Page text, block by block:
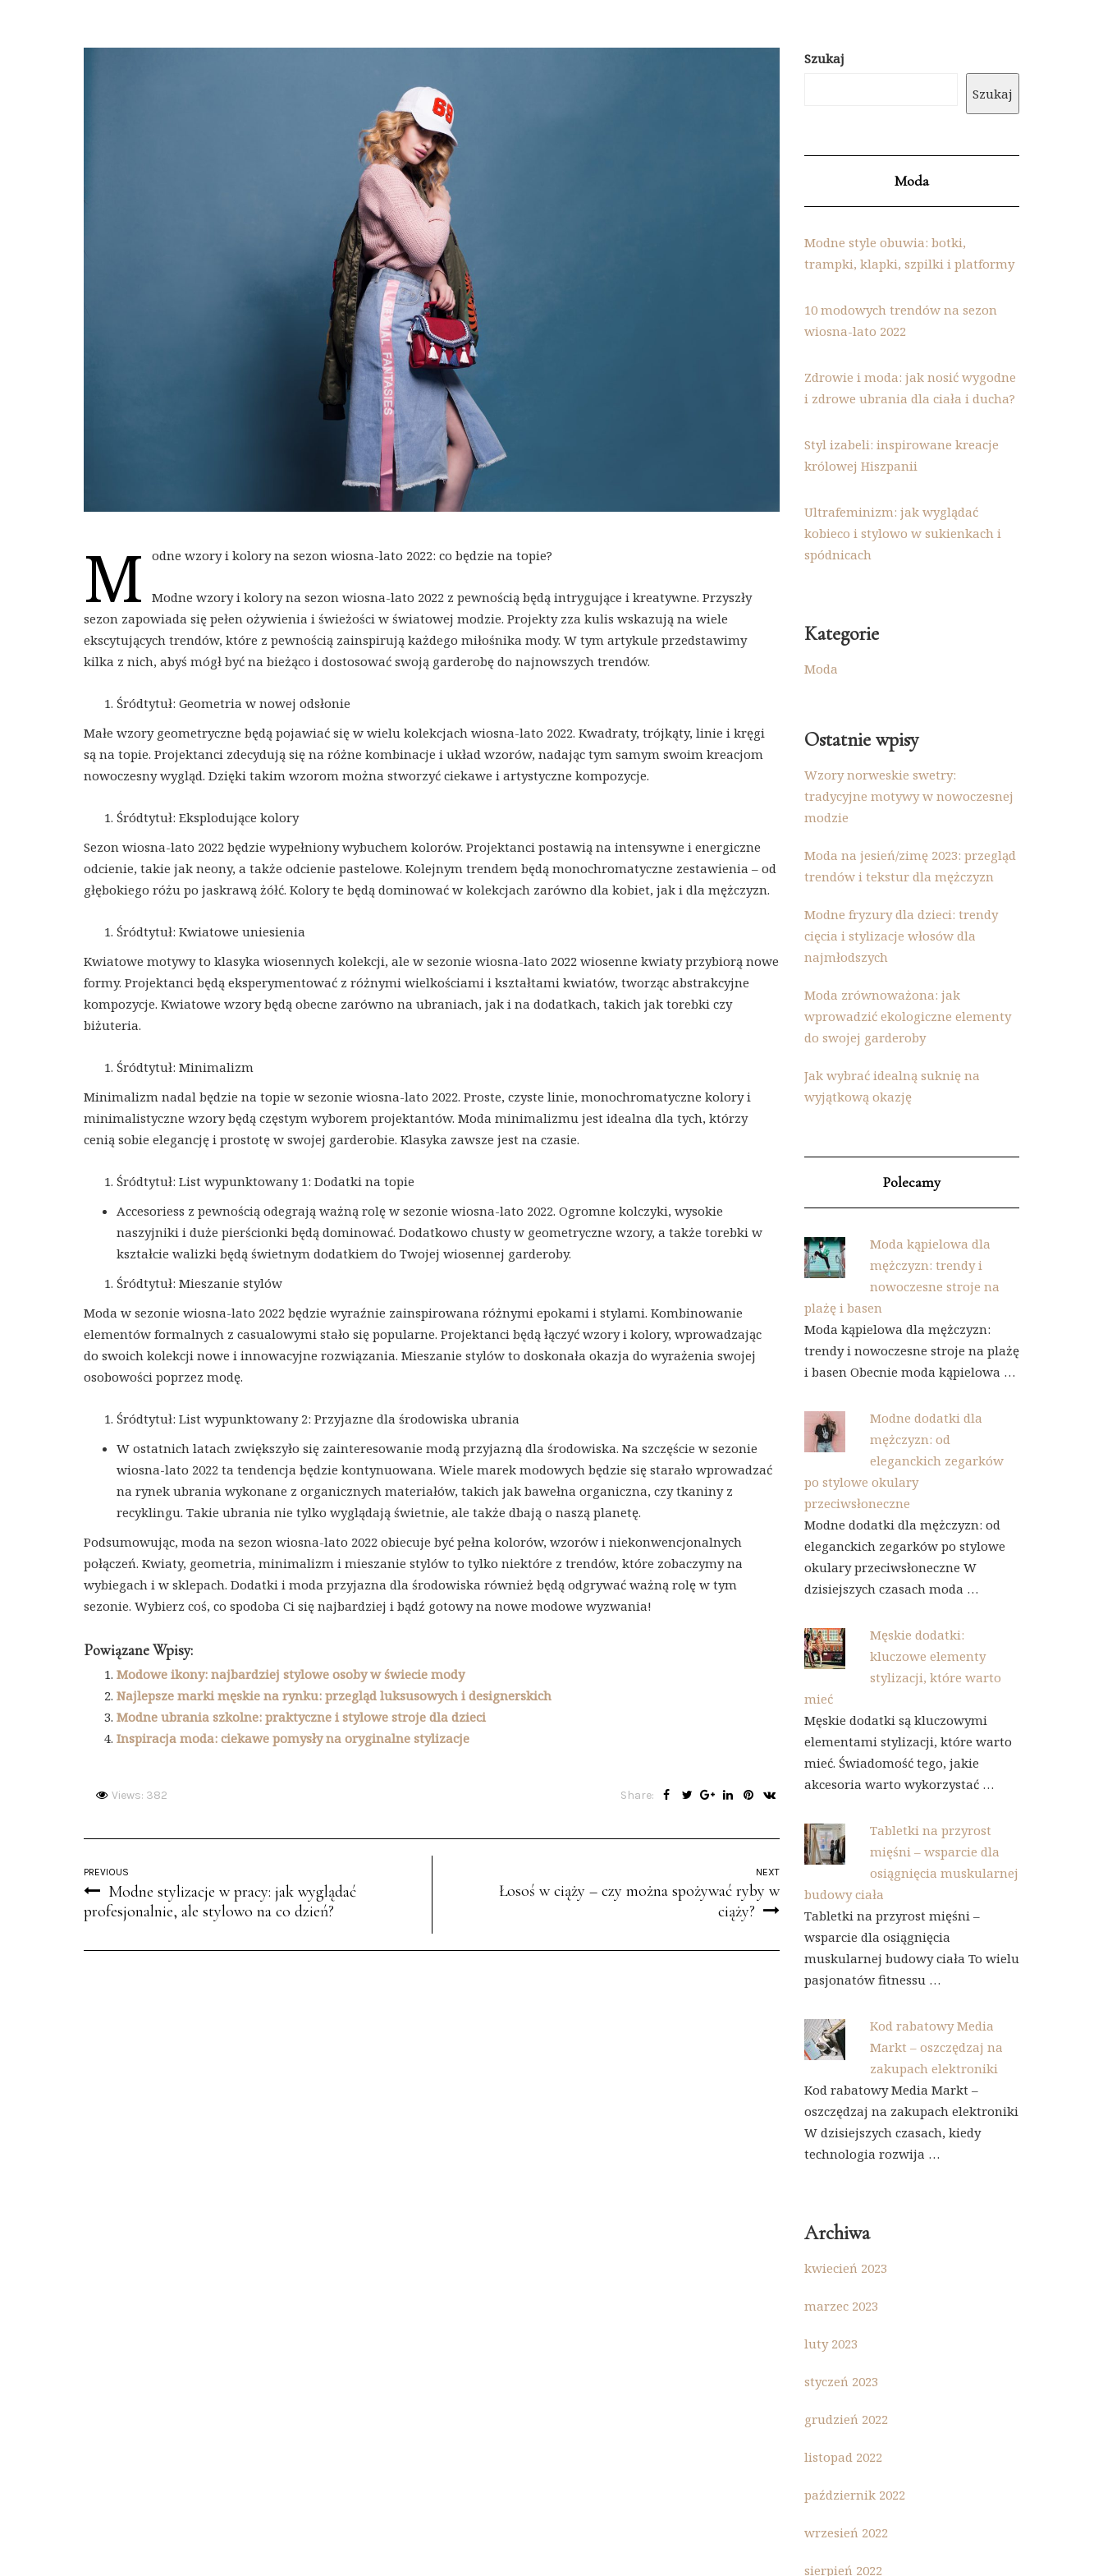
M odne wzory i kolory na sezon wiosna-lato 2022: co będzie na topie?
Modne wzory i kolory na sezon wiosna-lato 2022 z pewnością będą intrygujące i kreatywne. Przyszły
sezon zapowiada się pełen ożywienia i świeżości w światowej modzie. Projekty zza kulis wskazują na wiele
ekscytujących trendów, które z pewnością zainspirują każdego miłośnika mody. W tym artykule przedstawimy
kilka z nich, abyś mógł być na bieżąco i dostosować swoją garderobę do najnowszych trendów.
Śródtytuł: Geometria w nowej odsłonie
Małe wzory geometryczne będą pojawiać się w wielu kolekcjach wiosna-lato 2022. Kwadraty, trójkąty, linie i kręgi
są na topie. Projektanci zdecydują się na różne kombinacje i układ wzorów, nadając tym samym swoim kreacjom
nowoczesny wygląd. Dzięki takim wzorom można stworzyć ciekawe i artystyczne kompozycje.
Śródtytuł: Eksplodujące kolory
Sezon wiosna-lato 2022 będzie wypełniony wybuchem kolorów. Projektanci postawią na intensywne i energiczne
odcienie, takie jak neony, a także odcienie pastelowe. Kolejnym trendem będą monochromatyczne zestawienia – od
głębokiego różu po jaskrawą żółć. Kolory te będą dominować w kolekcjach zarówno dla kobiet, jak i dla mężczyzn.
Śródtytuł: Kwiatowe uniesienia
Kwiatowe motywy to klasyka wiosennych kolekcji, ale w sezonie wiosna-lato 2022 wiosenne kwiaty przybiorą nowe
formy. Projektanci będą eksperymentować z różnymi wielkościami i kształtami kwiatów, tworząc abstrakcyjne
kompozycje. Kwiatowe wzory będą obecne zarówno na ubraniach, jak i na dodatkach, takich jak torebki czy
biżuteria.
Śródtytuł: Minimalizm
Minimalizm nadal będzie na topie w sezonie wiosna-lato 2022. Proste, czyste linie, monochromatyczne kolory i
minimalistyczne wzory będą częstym wyborem projektantów. Moda minimalizmu jest idealna dla tych, którzy
cenią sobie elegancję i prostotę w swojej garderobie. Klasyka zawsze jest na czasie.
Śródtytuł: List wypunktowany 1: Dodatki na topie
Accesoriess z pewnością odegrają ważną rolę w sezonie wiosna-lato 2022. Ogromne kolczyki, wysokie
naszyjniki i duże pierścionki będą dominować. Dodatkowo chusty w geometryczne wzory, a także torebki w
kształcie walizki będą świetnym dodatkiem do Twojej wiosennej garderoby.
Śródtytuł: Mieszanie stylów
Moda w sezonie wiosna-lato 2022 będzie wyraźnie zainspirowana różnymi epokami i stylami. Kombinowanie
elementów formalnych z casualowymi stało się popularne. Projektanci będą łączyć wzory i kolory, wprowadzając
do swoich kolekcji nowe i innowacyjne rozwiązania. Mieszanie stylów to doskonała okazja do wyrażenia swojej
osobowości poprzez modę.
Śródtytuł: List wypunktowany 2: Przyjazne dla środowiska ubrania
W ostatnich latach zwiększyło się zainteresowanie modą przyjazną dla środowiska. Na szczęście w sezonie
wiosna-lato 2022 ta tendencja będzie kontynuowana. Wiele marek modowych będzie się starało wprowadzać
na rynek ubrania wykonane z organicznych materiałów, takich jak bawełna organiczna, czy tkaniny z
recyklingu. Takie ubrania nie tylko wyglądają świetnie, ale także dbają o naszą planetę.
Podsumowując, moda na sezon wiosna-lato 2022 obiecuje być pełna kolorów, wzorów i niekonwencjonalnych
połączeń. Kwiaty, geometria, minimalizm i mieszanie stylów to tylko niektóre z trendów, które zobaczymy na
wybiegach i w sklepach. Dodatki i moda przyjazna dla środowiska również będą odgrywać ważną rolę w tym
sezonie. Wybierz coś, co spodoba Ci się najbardziej i bądź gotowy na nowe modowe wyzwania!
Powiązane Wpisy:
Modowe ikony: najbardziej stylowe osoby w świecie mody
Najlepsze marki męskie na rynku: przegląd luksusowych i designerskich
Modne ubrania szkolne: praktyczne i stylowe stroje dla dzieci
Inspiracja moda: ciekawe pomysły na oryginalne stylizacje
Views: 382 Share:
PREVIOUS
Modne stylizacje w pracy: jak wyglądać
profesjonalnie, ale stylowo na co dzień?
NEXT
Łosoś w ciąży – czy można spożywać ryby w
ciąży?
Szukaj
Szukaj
Moda
Modne style obuwia: botki,
trampki, klapki, szpilki i platformy
10 modowych trendów na sezon
wiosna-lato 2022
Zdrowie i moda: jak nosić wygodne
i zdrowe ubrania dla ciała i ducha?
Styl izabeli: inspirowane kreacje
królowej Hiszpanii
Ultrafeminizm: jak wyglądać
kobieco i stylowo w sukienkach i
spódnicach
Kategorie
Moda
Ostatnie wpisy
Wzory norweskie swetry:
tradycyjne motywy w nowoczesnej
modzie
Moda na jesień/zimę 2023: przegląd
trendów i tekstur dla mężczyzn
Modne fryzury dla dzieci: trendy
cięcia i stylizacje włosów dla
najmłodszych
Moda zrównoważona: jak
wprowadzić ekologiczne elementy
do swojej garderoby
Jak wybrać idealną suknię na
wyjątkową okazję
Polecamy
Moda kąpielowa dla
mężczyzn: trendy i
nowoczesne stroje na
plażę i basen
Moda kąpielowa dla mężczyzn:
trendy i nowoczesne stroje na plażę
i basen Obecnie moda kąpielowa …
Modne dodatki dla
mężczyzn: od
eleganckich zegarków
po stylowe okulary
przeciwsłoneczne
Modne dodatki dla mężczyzn: od
eleganckich zegarków po stylowe
okulary przeciwsłoneczne W
dzisiejszych czasach moda …
Męskie dodatki:
kluczowe elementy
stylizacji, które warto
mieć
Męskie dodatki są kluczowymi
elementami stylizacji, które warto
mieć. Świadomość tego, jakie
akcesoria warto wykorzystać …
Tabletki na przyrost
mięśni – wsparcie dla
osiągnięcia muskularnej
budowy ciała
Tabletki na przyrost mięśni –
wsparcie dla osiągnięcia
muskularnej budowy ciała To wielu
pasjonatów fitnessu …
Kod rabatowy Media
Markt – oszczędzaj na
zakupach elektroniki
Kod rabatowy Media Markt –
oszczędzaj na zakupach elektroniki
W dzisiejszych czasach, kiedy
technologia rozwija …
Archiwa
kwiecień 2023
marzec 2023
luty 2023
styczeń 2023
grudzień 2022
listopad 2022
październik 2022
wrzesień 2022
sierpień 2022